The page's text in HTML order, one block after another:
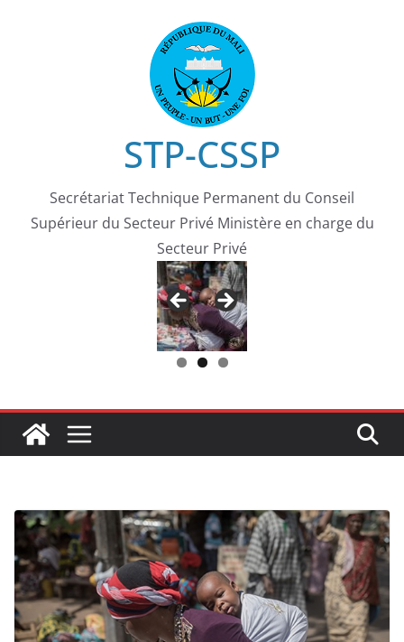
STP-CSSP
Secrétariat Technique Permanent du Conseil
Supérieur du Secteur Privé Ministère en charge du
Secteur Privé